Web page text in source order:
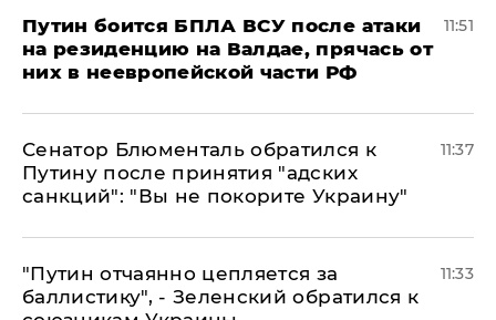
Путин боится БПЛА ВСУ после атаки
на резиденцию на Валдае, прячась от
них в неевропейской части РФ
11:51
Сенатор Блюменталь обратился к
Путину после принятия "адских
санкций": "Вы не покорите Украину"
11:37
"Путин отчаянно цепляется за
баллистику", - Зеленский обратился к
11:33